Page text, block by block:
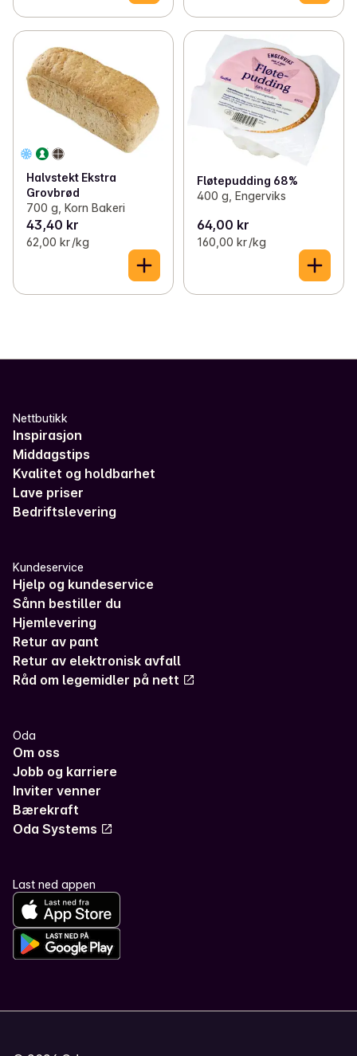
Halvstekt Ekstra
Grovbrød
700 g, Korn Bakeri
43,40 kr
62,00 kr /kg
Fløtepudding 68%
400 g, Engerviks
64,00 kr
160,00 kr /kg
Nettbutikk
Inspirasjon
Middagstips
Kvalitet og holdbarhet
Lave priser
Bedriftslevering
Kundeservice
Hjelp og kundeservice
Sånn bestiller du
Hjemlevering
Retur av pant
Retur av elektronisk avfall
Råd om legemidler på nett
Oda
Om oss
Jobb og karriere
Inviter venner
Bærekraft
Oda Systems
Last ned appen